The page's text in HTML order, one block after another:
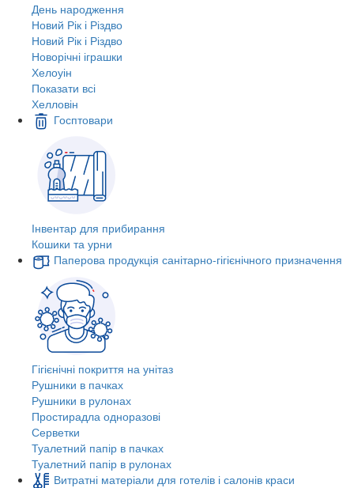
День народження
Новий Рік і Різдво
Новий Рік і Різдво
Новорічні іграшки
Хелоуін
Показати всі
Хелловін
Госптовари
Інвентар для прибирання
Кошики та урни
Паперова продукція санітарно-гігієнічного призначення
Гігієнічні покриття на унітаз
Рушники в пачках
Рушники в рулонах
Простирадла одноразові
Серветки
Туалетний папір в пачках
Туалетний папір в рулонах
Витратні матеріали для готелів і салонів краси